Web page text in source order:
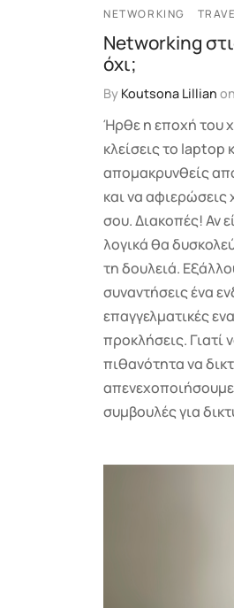
NETWORKING
Networking
όχι;
By Koutsona Lillian on
Ήρθε η εποχή του
κλείσεις το laptop
απομακρυνθείς
και να
σου. Διακοπές! Αν
λογικά θα
τη δουλειά.
συναντήσεις ένα
επαγγελματικές
προκλήσεις. Γιατί
πιθανότητα να
συμβουλές για